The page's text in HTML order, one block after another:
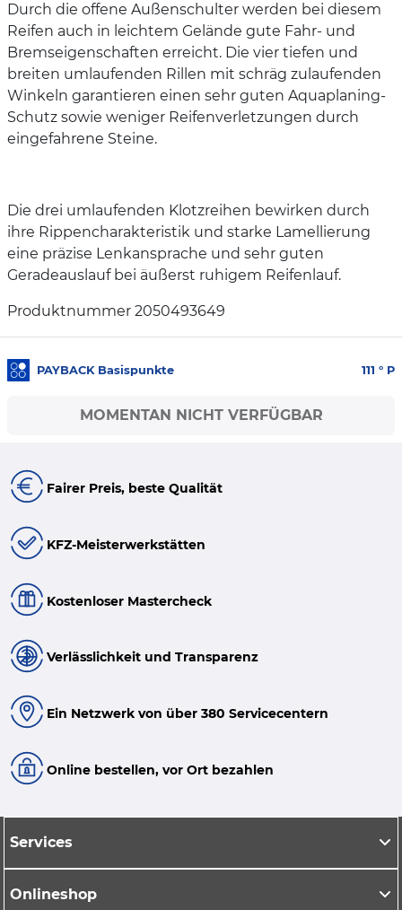
Durch die offene Außenschulter werden bei diesem
Reifen auch in leichtem Gelände gute Fahr- und
Bremseigenschaften erreicht. Die vier tiefen und
breiten umlaufenden Rillen mit schräg zulaufenden
Winkeln garantieren einen sehr guten Aquaplaning-
Schutz sowie weniger Reifenverletzungen durch
eingefahrene Steine.
Die drei umlaufenden Klotzreihen bewirken durch
ihre Rippencharakteristik und starke Lamellierung
eine präzise Lenkansprache und sehr guten
Geradeauslauf bei äußerst ruhigem Reifenlauf.
Produktnummer 2050493649
PAYBACK Basispunkte 111 ° P
MOMENTAN NICHT VERFÜGBAR
Fairer Preis, beste Qualität
KFZ-Meisterwerkstätten
Kostenloser Mastercheck
Verlässlichkeit und Transparenz
Ein Netzwerk von über 380 Servicecentern
Online bestellen, vor Ort bezahlen
Services
Onlineshop